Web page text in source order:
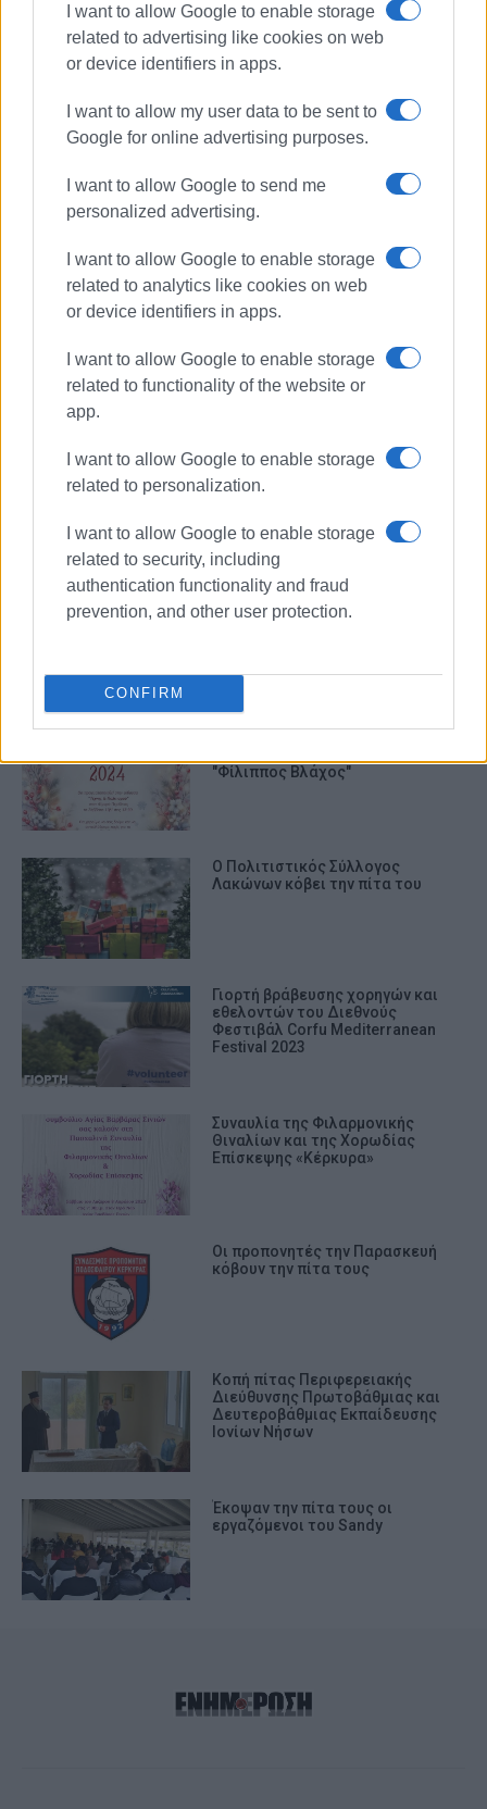
I want to allow Google to enable storage
related to advertising like cookies on web
or device identifiers in apps.
I want to allow my user data to be sent to
Google for online advertising purposes.
I want to allow Google to send me
personalized advertising.
I want to allow Google to enable storage
related to analytics like cookies on web
or device identifiers in apps.
I want to allow Google to enable storage
related to functionality of the website or
app.
I want to allow Google to enable storage
related to personalization.
I want to allow Google to enable storage
related to security, including
authentication functionality and fraud
prevention, and other user protection.
CONFIRM
βράβευση μαθητών
Μια βραδιά τιμής στον Γιώργο Αλ.
Καββαδία
"Φίλιππος Βλάχος"
Ο Πολιτιστικός Σύλλογος
Λακώνων κόβει την πίτα του
Γιορτή βράβευσης χορηγών και
εθελοντών του Διεθνούς
Φεστιβάλ Corfu Mediterranean
Festival 2023
Συναυλία της Φιλαρμονικής
Θιναλίων και της Χορωδίας
Επίσκεψης «Κέρκυρα»
Οι προπονητές την Παρασκευή
κόβουν την πίτα τους
Κοπή πίτας Περιφερειακής
Διεύθυνσης Πρωτοβάθμιας και
Δευτεροβάθμιας Εκπαίδευσης
Ιονίων Νήσων
Έκοψαν την πίτα τους οι
εργαζόμενοι του Sandy